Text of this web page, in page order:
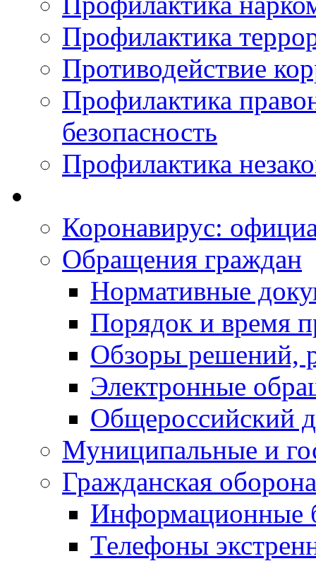
Профилактика
Противодействие
Профилактика
безопасность
Профилактика
Коронавирус:
Обращения граждан
Нормативные
Порядок и время
Обзоры решений,
Электронные
Общероссийский
Муниципальные и
Гражданская
Информационные
Телефоны